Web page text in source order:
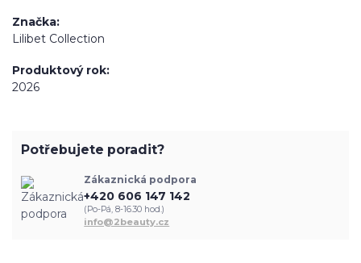
Značka
Lilibet Collection
Produktový rok
2026
Potřebujete poradit?
Zákaznická podpora
+420 606 147 142
(Po-Pá, 8-16.30 hod.)
info@2beauty.cz